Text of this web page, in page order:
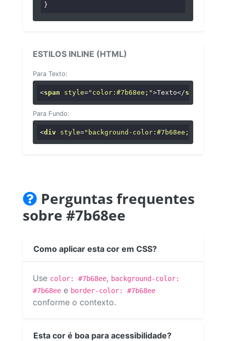
}
ESTILOS INLINE (HTML)
Para Texto:
<span style="color:#7b68ee;">Texto</span
Para Fundo:
<div style="background-color:#7b68ee;"
Perguntas frequentes
sobre #7b68ee
Como aplicar esta cor em CSS?
Use color: #7b68ee, background-color:
#7b68ee e border-color: #7b68ee
conforme o contexto.
Esta cor é boa para acessibilidade?